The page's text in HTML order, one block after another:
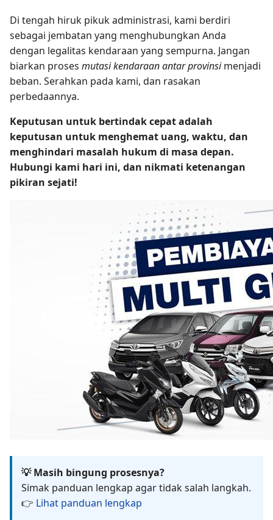
Di tengah hiruk pikuk administrasi, kami berdiri
sebagai jembatan yang menghubungkan Anda
dengan legalitas kendaraan yang sempurna. Jangan
biarkan proses mutasi kendaraan antar provinsimenjadi
beban. Serahkan pada kami, dan rasakan
perbedaannya.
Keputusan untuk bertindak cepat adalah
keputusan untuk menghemat uang, waktu, dan
menghindari masalah hukum di masa depan.
Hubungi kami hari ini, dan nikmati ketenangan
pikiran sejati!
💡 Masih bingung prosesnya?
Simak panduan lengkap agar tidak salah langkah.
👉 Lihat panduan lengkap